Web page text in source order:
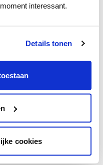
interessant.
Details tonen
cookies
à domicile
mobilier.
de vos